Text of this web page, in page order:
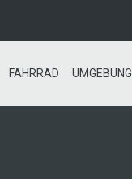
FAHRRAD UMGEBUNG